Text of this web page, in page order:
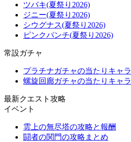
ツバキ(夏祭り2026)
ジニー(夏祭り2026)
シウグナス(夏祭り2026)
ピンクパンチ(夏祭り2026)
常設ガチャ
プラチナガチャの当たりキャラ
螺旋回廊ガチャの当たりキャラ
最新クエスト攻略
イベント
雲上の無尽塔の攻略と報酬
闘者の関門の攻略まとめ